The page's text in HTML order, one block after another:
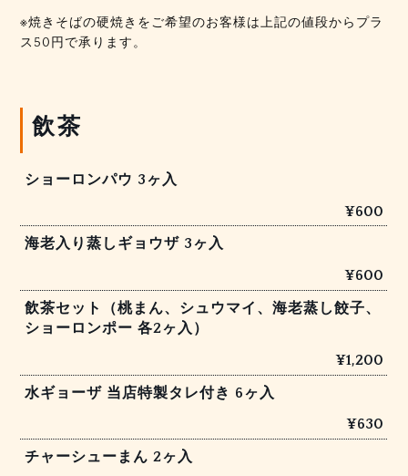
※焼きそばの硬焼きをご希望のお客様は上記の値段からプラ
ス50円で承ります。
飲茶
ショーロンパウ 3ヶ入
¥600
海老入り蒸しギョウザ 3ヶ入
¥600
飲茶セット（桃まん、シュウマイ、海老蒸し餃子、
ショーロンポー 各2ヶ入）
¥1,200
水ギョーザ 当店特製タレ付き 6ヶ入
¥630
チャーシューまん 2ヶ入